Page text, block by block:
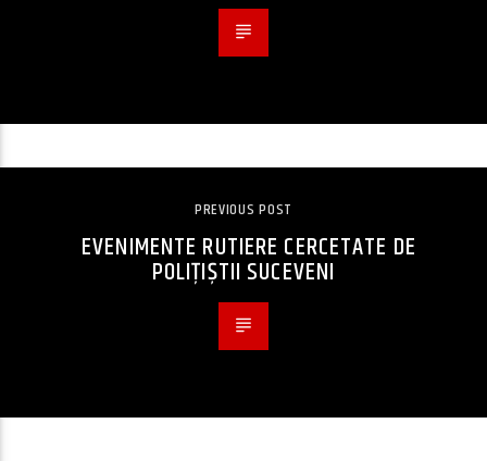
PREVIOUS POST
EVENIMENTE RUTIERE CERCETATE DE
POLIŢIȘTII SUCEVENI